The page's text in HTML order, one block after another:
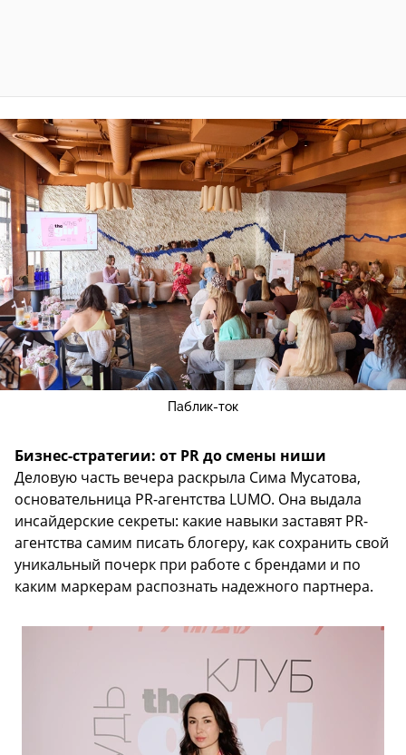
Паблик-ток
Бизнес-стратегии: от PR до смены ниши
Деловую часть вечера раскрыла Сима Мусатова,
основательница PR-агентства LUMO. Она выдала
инсайдерские секреты: какие навыки заставят PR-
агентства самим писать блогеру, как сохранить свой
уникальный почерк при работе с брендами и по
каким маркерам распознать надежного партнера.